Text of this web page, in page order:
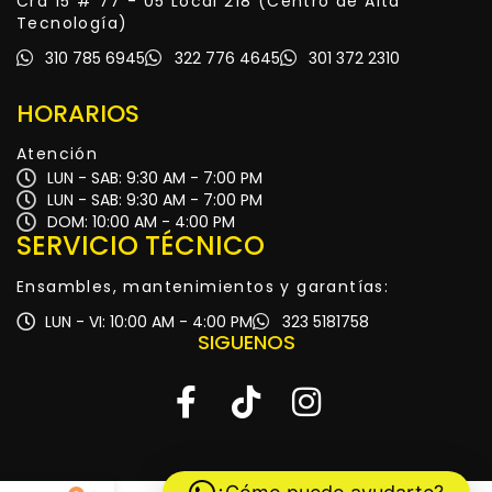
Tecnología)
310 785 6945
322 776 4645 301 372 2310
HORARIOS
Atención
LUN - SAB: 9:30 AM - 7:00 PM
LUN - SAB: 9:30 AM - 7:00 PM
DOM: 10:00 AM - 4:00 PM
SERVICIO TÉCNICO
Ensambles, mantenimientos y garantías:
LUN - VI: 10:00 AM - 4:00 PM
323 5181758
SIGUENOS